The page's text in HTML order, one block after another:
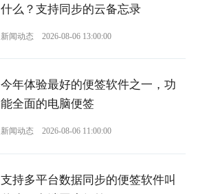
什么？支持同步的云备忘录
新闻动态 2026-08-06 13:00:00
今年体验最好的便签软件之一，功
能全面的电脑便签
新闻动态 2026-08-06 11:00:00
支持多平台数据同步的便签软件叫